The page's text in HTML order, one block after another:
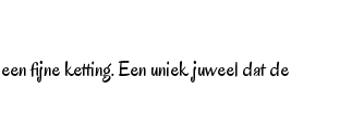
fijne ketting. Een uniek juweel dat de